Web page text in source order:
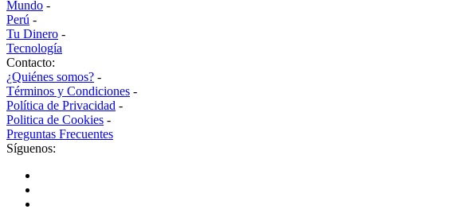
Mundo -
Perú -
Tu Dinero -
Tecnología
Contacto:
¿Quiénes somos? -
Términos y Condiciones -
Política de Privacidad -
Politica de Cookies -
Preguntas Frecuentes
Síguenos: